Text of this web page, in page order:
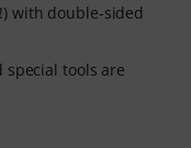
with double-sided
tools are